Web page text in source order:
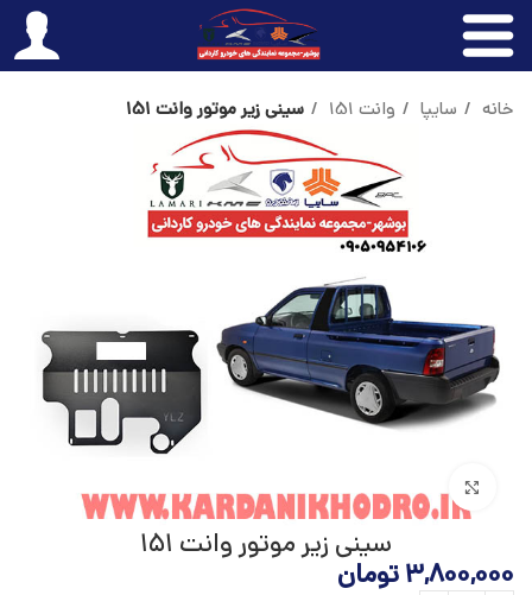
خانه سایپا وانت 151 سینی زیر موتور وانت 151
سینی زیر موتور وانت 151
3,800,000تومان